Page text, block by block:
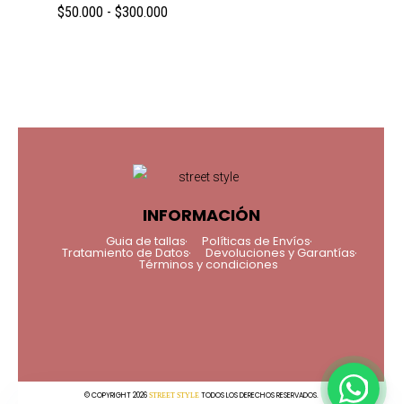
$50.000 - $300.000
INFORMACIÓN
Guia de tallas Políticas de Envíos
Tratamiento de Datos Devoluciones y Garantías
Términos y condiciones
© COPYRIGHT 2026 STREET STYLETODOS LOS DERECHOS RESERVADOS.